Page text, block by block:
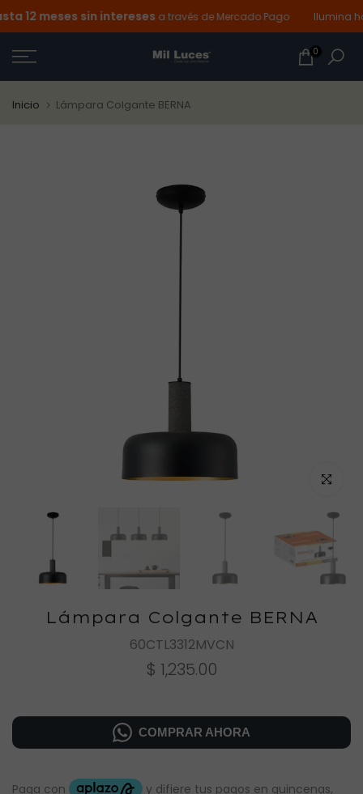
Ir
al
contenido
12 meses sin interesesa través de Mercado Pago Ilumina
0
Inicio Lámpara Colgante BERNA
Haz
Lámpara Colgante BERNA
60CTL3312MVCN
$ 1,235.00
COMPRAR AHORA